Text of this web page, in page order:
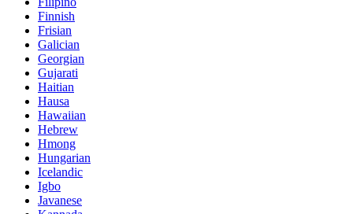
Finnish
Frisian
Galician
Georgian
Gujarati
Haitian
Hausa
Hawaiian
Hebrew
Hmong
Hungarian
Icelandic
Igbo
Javanese